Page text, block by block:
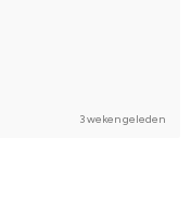
3 weken geleden